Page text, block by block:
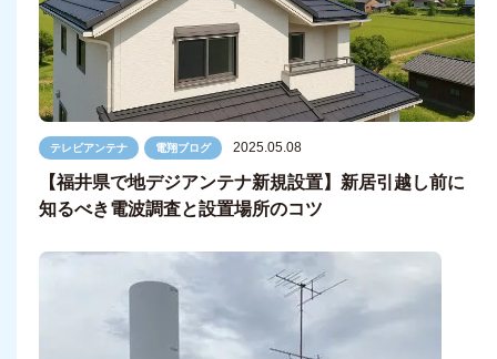
テレビアンテナ 電翔ブログ 2025.05.08
【福井県で地デジアンテナ新規設置】新居引越し前に
知るべき電波調査と設置場所のコツ